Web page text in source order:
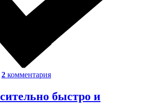
2 комментария
быстро и